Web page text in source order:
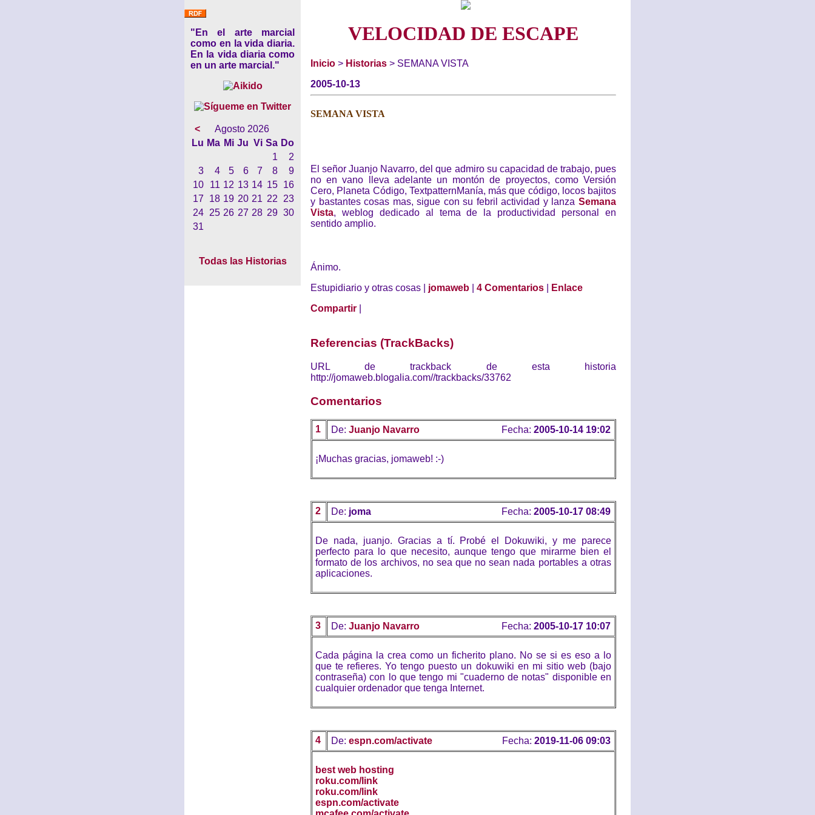
"En el arte marcial
como en la vida diaria.
En la vida diaria como
en un arte marcial."
<
Agosto 2026
Lu Ma Mi Ju Vi Sa Do
1
2
3
4 5 6 7 8
9
10
11 12 13 14 15
16
17
18 19 20 21 22
23
24
25 26 27 28 29 30
31
Todas las Historias
VELOCIDAD DE ESCAPE
Inicio > Historias > SEMANA VISTA
2005-10-13
SEMANA VISTA
El señor Juanjo Navarro, del que admiro su capacidad de trabajo, pues
no en vano lleva adelante un montón de proyectos, como Versión
Cero, Planeta Código, TextpatternManía, más que código, locos bajitos
y bastantes cosas mas, sigue con su febril actividad y lanza Semana
Vista, weblog dedicado al tema de la productividad personal en
sentido amplio.
Ánimo.
Estupidiario y otras cosas | jomaweb 4 Comentarios
Enlace
Compartir
Referencias (TrackBacks)
URL de trackback de esta historia
http://jomaweb.blogalia.com//trackbacks/33762
Comentarios
1 De: Juanjo Navarro Fecha: 2005-10-14 19:02
¡Muchas gracias, jomaweb! :-)
2 De: joma Fecha: 2005-10-17 08:49
De nada, juanjo. Gracias a tí. Probé el Dokuwiki, y me parece
perfecto para lo que necesito, aunque tengo que mirarme bien el
formato de los archivos, no sea que no sean nada portables a otras
aplicaciones.
3 De: Juanjo Navarro Fecha: 2005-10-17 10:07
Cada página la crea como un ficherito plano. No se si es eso a lo
que te refieres. Yo tengo puesto un dokuwiki en mi sitio web (bajo
contraseña) con lo que tengo mi "cuaderno de notas" disponible en
cualquier ordenador que tenga Internet.
4 De: espn.com/activate Fecha: 2019-11-06 09:03
best web hosting
roku.com/link
roku.com/link
espn.com/activate